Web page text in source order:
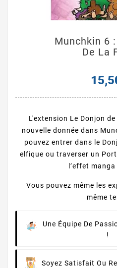
Munchkin 6
De La
L'extension Le Donjon
nouvelle donnée dans
pouvez entrer dans le
elfique ou traverser un
l’effet
Vous pouvez même les
même
Une Équipe De
!
Soyez Satisfait Ou